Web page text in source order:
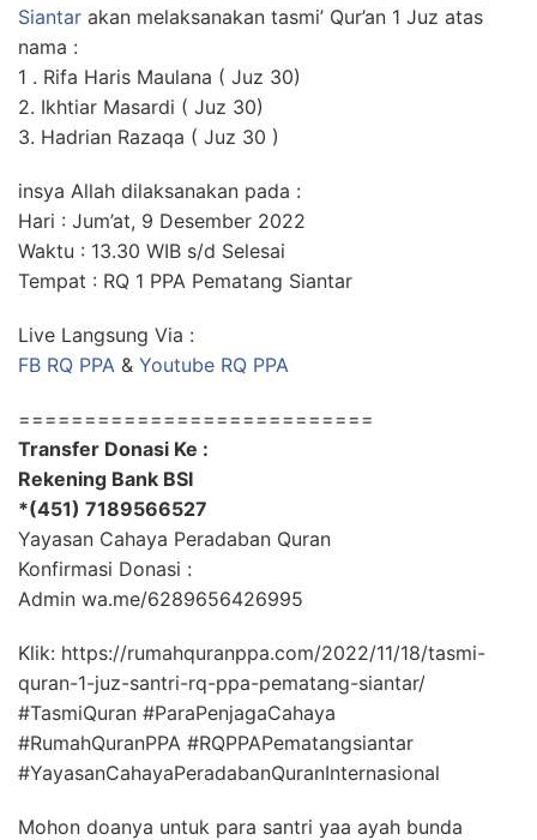
Siantar akan melaksanakan tasmi’ Qur’an 1 Juz atas
nama :
1 . Rifa Haris Maulana ( Juz 30)
2. Ikhtiar Masardi ( Juz 30)
3. Hadrian Razaqa ( Juz 30 )
insya Allah dilaksanakan pada :
Hari : Jum’at, 9 Desember 2022
Waktu : 13.30 WIB s/d Selesai
Tempat : RQ 1 PPA Pematang Siantar
Live Langsung Via :
FB RQ PPA & Youtube RQ PPA
===========================
Transfer Donasi Ke :
Rekening Bank BSI
*(451) 7189566527
Yayasan Cahaya Peradaban Quran
Konfirmasi Donasi :
Admin wa.me/6289656426995
Klik: https://rumahquranppa.com/2022/11/18/tasmi-
quran-1-juz-santri-rq-ppa-pematang-siantar/
#TasmiQuran #ParaPenjagaCahaya
#RumahQuranPPA #RQPPAPematangsiantar
#YayasanCahayaPeradabanQuranInternasional
Mohon doanya untuk para santri yaa ayah bunda